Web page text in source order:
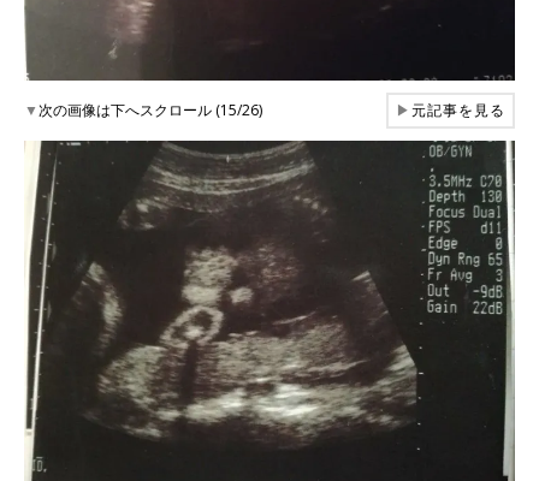
▼次の画像は下へスクロール (15/26) ▶元記事を見る